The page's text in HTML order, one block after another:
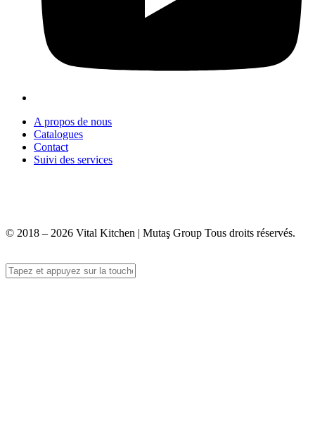
A propos de nous
Catalogues
Contact
Suivi des services
© 2018 – 2026 Vital Kitchen | Mutaş Group Tous droits réservés.